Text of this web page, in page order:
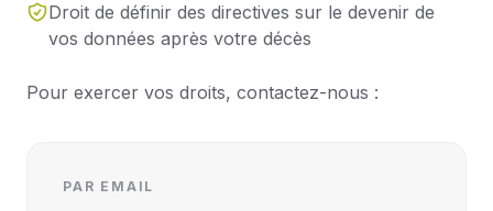
Droit de définir des directives sur le devenir de
vos données après votre décès
Pour exercer vos droits, contactez-nous :
PAR EMAIL